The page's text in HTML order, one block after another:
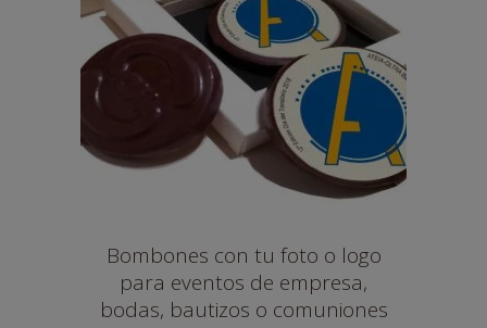
Bombones con tu foto o logo
para eventos de empresa,
bodas, bautizos o comuniones